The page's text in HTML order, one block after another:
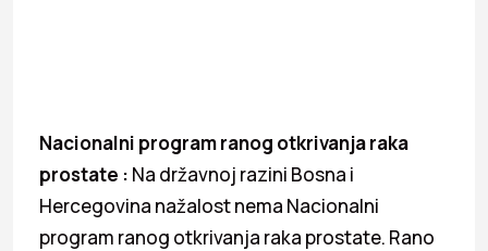
Nacionalni program ranog otkrivanja raka
prostate : Na državnoj razini Bosna i
Hercegovina nažalost nema Nacionalni
program ranog otkrivanja raka prostate. Rano